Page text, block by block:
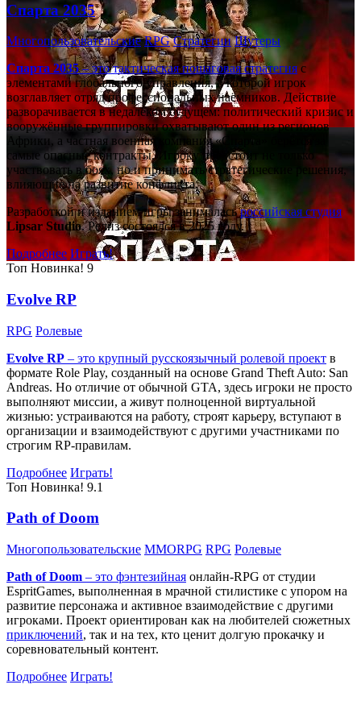
Спарта 2035
Многопользовательские RPG Стратегии Шутеры
Спарта 2035– это тактическаяпошаговая стратегияс
элементами глобального управления, в которой игрок
возглавляет отряд профессиональных наёмников. Действие
разворачивается в недалёком будущем: политический кризис и
вооружённые группировки охватывают один из регионов
Африки, а частная военная компания «Спарта» берётся за
самые опасные контракты. Игроку предстоит не только
участвовать в боях, но и принимать стратегические решения,
влияющие на развитие конфликта.
Разработкой и изданием игры занималасьроссийская студия
Lipsar Studio. Релиз состоялся в 2025 году.
Подробнее Играть!
Топ Новинка! 9
Evolve RP
RPG Ролевые
Evolve RP – это крупный русскоязычный ролевой проект в
формате Role Play, созданный на основе Grand Theft Auto: San
Andreas. Но отличие от обычной GTA, здесь игроки не просто
выполняют миссии, а живут полноценной виртуальной
жизнью: устраиваются на работу, строят карьеру, вступают в
организации и взаимодействуют с другими участниками по
строгим RP-правилам.
Подробнее Играть!
Топ Новинка! 9.1
Path of Doom
Многопользовательские MMORPG RPG Ролевые
Path of Doom – это фэнтезийная онлайн-RPG от студии
EspritGames, выполненная в мрачной стилистике с упором на
развитие персонажа и активное взаимодействие с другими
игроками. Проект ориентирован как на любителей сюжетных
приключений, так и на тех, кто ценит долгую прокачку и
соревновательный контент.
Подробнее Играть!